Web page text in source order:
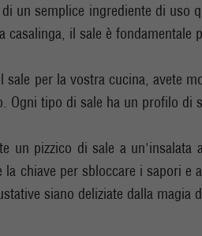
un semplice ingrediente di uso
casalinga, il sale è fondamentale
sale per la vostra cucina, avete
Ogni tipo di sale ha un profilo di
un pizzico di sale a
la chiave per sbloccare i sapori
siano deliziate dalla magia